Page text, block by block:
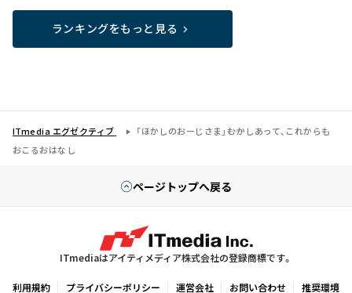
ランキングをもっと見る
ITmedia エグゼクティブ
「ほかしのおーじさま」――むかしあって、これからも
おこるおはなし
ページトップへ戻る
ITmediaはアイティメディア株式会社の登録商標です。
利用規約 プライバシーポリシー 運営会社 お問い合わせ 推奨環境